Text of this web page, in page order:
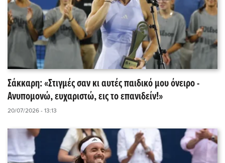
Σάκκαρη: «Στιγμές σαν κι αυτές παιδικό μου όνειρο -
Ανυπομονώ, ευχαριστώ, εις το επανιδείν!»
20/07/2026 - 13:13